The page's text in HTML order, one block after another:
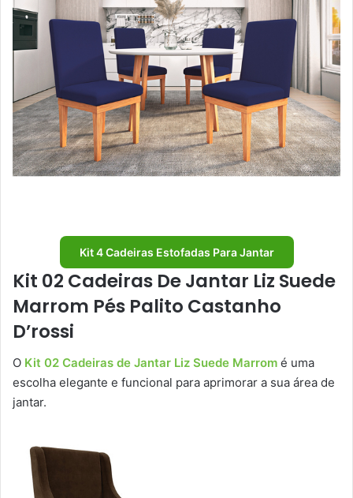
Kit 4 Cadeiras Estofadas Para Jantar
Kit 02 Cadeiras De Jantar Liz Suede
Marrom Pés Palito Castanho
D’rossi
O Kit 02 Cadeiras de Jantar Liz Suede Marrom é uma
escolha elegante e funcional para aprimorar a sua área de
jantar.